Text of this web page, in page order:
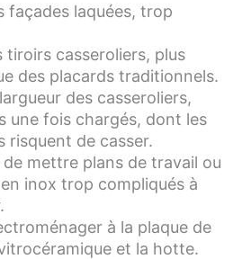
façades laquées, trop
tiroirs casseroliers, plus
des placards traditionnels.
des casseroliers,
une fois chargés, dont les
risquent de casser.
de mettre plans de travail ou
inox trop compliqués à
à la plaque de
et la hotte.